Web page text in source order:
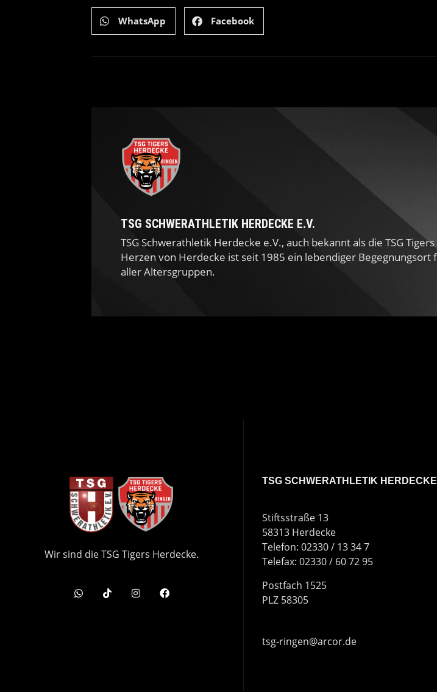
WhatsApp Facebook
TSG SCHWERATHLETIK HERDECKE E.V.
TSG Schwerathletik Herdecke e.V., auch bekannt als die TSG
Herzen von Herdecke ist seit 1985 ein lebendiger
aller Altersgruppen.
Wir sind die TSG Tigers Herdecke.
TSG SCHWERATHLETIK
Stiftsstraße 13
58313 Herdecke
Telefon: 02330 / 13 34 7
Telefax: 02330 / 60 72 95
Postfach 1525
PLZ 58305
tsg-ringen@arcor.de